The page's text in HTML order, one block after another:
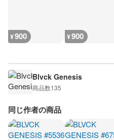
¥900 ¥900
Blvck Genesis
商品数135
同じ作者の商品